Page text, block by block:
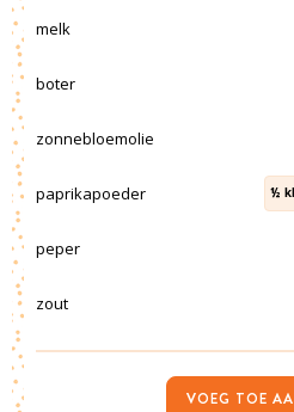
melk
boter
zonnebloemolie
paprikapoeder ½ kl
peper
zout
VOEG TOE